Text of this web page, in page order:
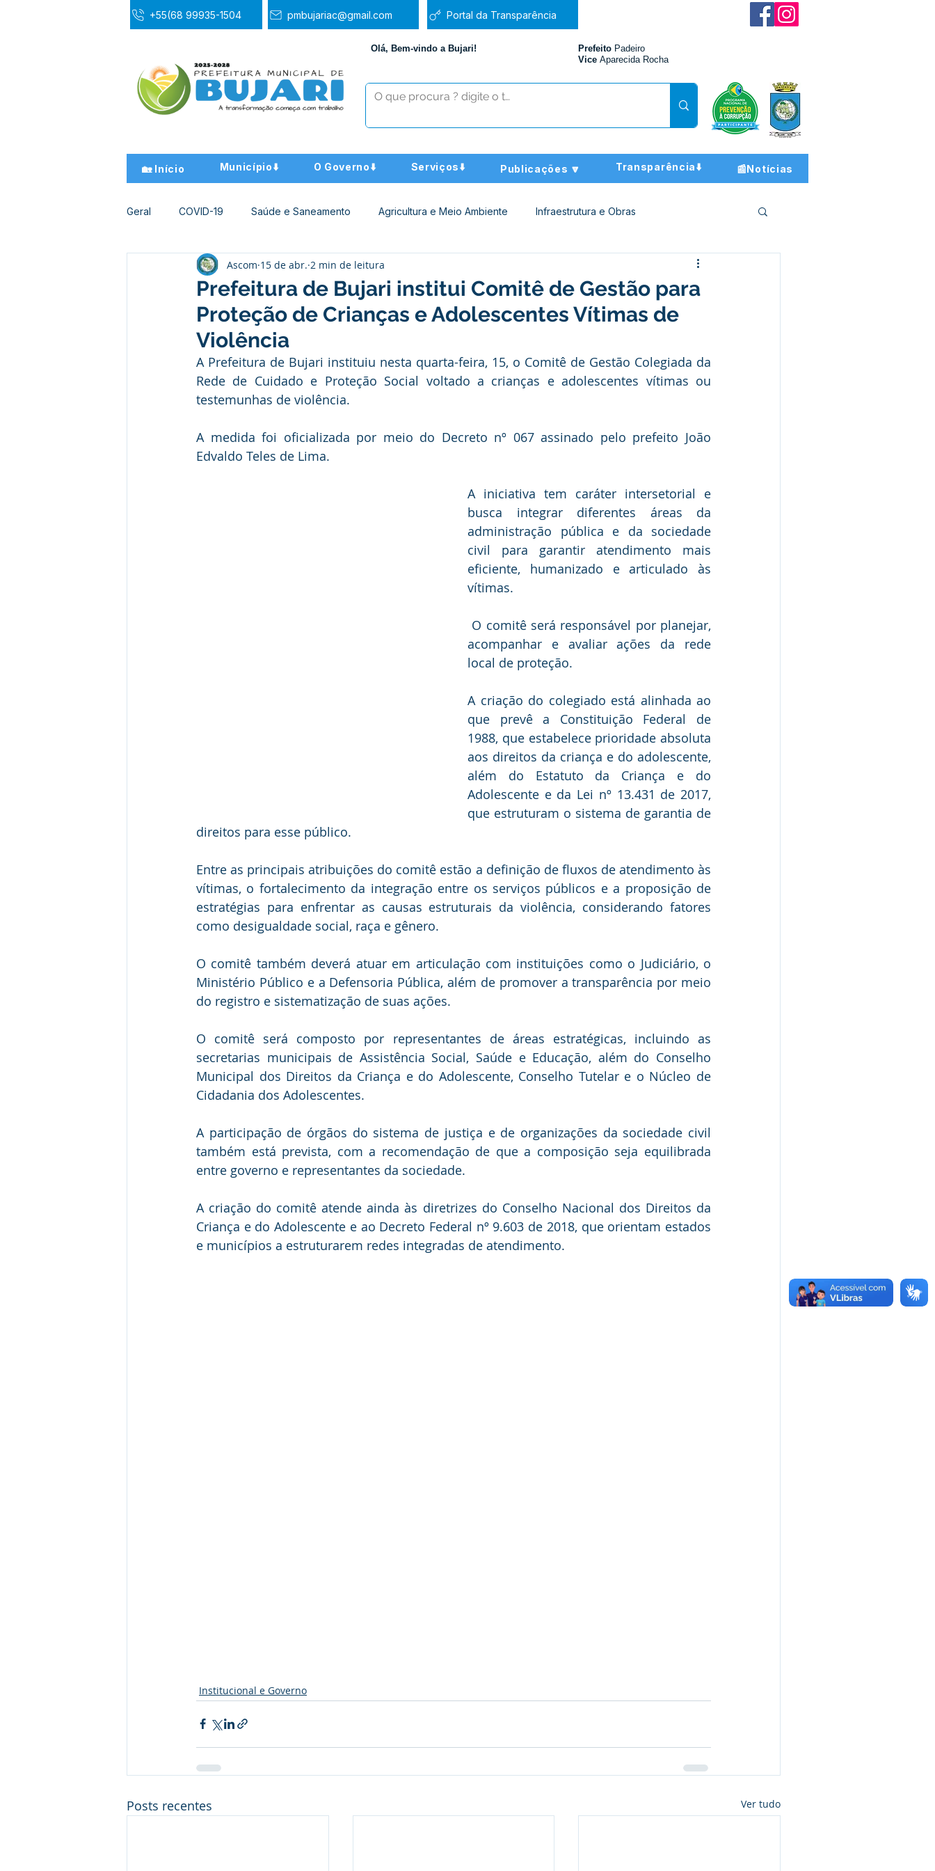
+55(68 99935-1504 pmbujariac@gmail.com Portal da Transparência
Olá, Bem-vindo a Bujari! Prefeito Padeiro
Vice Aparecida Rocha
🏡 Início Município⬇️ O Governo⬇️ Serviços⬇️ Publicações 🔽 Transparência⬇️ 📰Notícias
Geral COVID-19 Saúde e Saneamento Agricultura e Meio Ambiente Infraestrutura e Obras
Desporto Cultura e Lazer Educação Assistência Social
Institucional e Governo Campanhas Datas Comemorativas Vacinômetro Dengue
Convênios e Parcerias Comunicados e Avisos Emenda Parlamentar Comunidade Nota Pública
Licitações Alagação e Enchente Esporte Defesa civil No gabinete Esporte Audiência Pública
Expo Bujari 2026
Prefeitura de Bujari institui Comitê de Gestão para
Proteção de Crianças e Adolescentes Vítimas de
Violência
Ascom 15 de abr. 2 min de leitura
A Prefeitura de Bujari instituiu nesta quarta-feira, 15, o Comitê de Gestão Colegiada da
Rede de Cuidado e Proteção Social voltado a crianças e adolescentes vítimas ou
testemunhas de violência.
A medida foi oficializada por meio do Decreto nº 067 assinado pelo prefeito João
Edvaldo Teles de Lima.
A iniciativa tem caráter intersetorial e
busca integrar diferentes áreas da
administração pública e da sociedade
civil para garantir atendimento mais
eficiente, humanizado e articulado às
vítimas.
acompanhar e avaliar ações da rede
local de proteção.
A criação do colegiado está alinhada ao
que prevê a Constituição Federal de
1988, que estabelece prioridade absoluta
aos direitos da criança e do adolescente,
além do Estatuto da Criança e do
Adolescente e da Lei nº 13.431 de 2017,
que estruturam o sistema de garantia de
direitos para esse público.
Entre as principais atribuições do comitê estão a definição de fluxos de atendimento às
vítimas, o fortalecimento da integração entre os serviços públicos e a proposição de
estratégias para enfrentar as causas estruturais da violência, considerando fatores
como desigualdade social, raça e gênero.
O comitê também deverá atuar em articulação com instituições como o Judiciário, o
Ministério Público e a Defensoria Pública, além de promover a transparência por meio
do registro e sistematização de suas ações.
O comitê será composto por representantes de áreas estratégicas, incluindo as
secretarias municipais de Assistência Social, Saúde e Educação, além do Conselho
Municipal dos Direitos da Criança e do Adolescente, Conselho Tutelar e o Núcleo de
Cidadania dos Adolescentes.
A participação de órgãos do sistema de justiça e de organizações da sociedade civil
também está prevista, com a recomendação de que a composição seja equilibrada
entre governo e representantes da sociedade.
A criação do comitê atende ainda às diretrizes do Conselho Nacional dos Direitos da
Criança e do Adolescente e ao Decreto Federal nº 9.603 de 2018, que orientam estados
e municípios a estruturarem redes integradas de atendimento.
Institucional e Governo
Posts recentes Ver tudo